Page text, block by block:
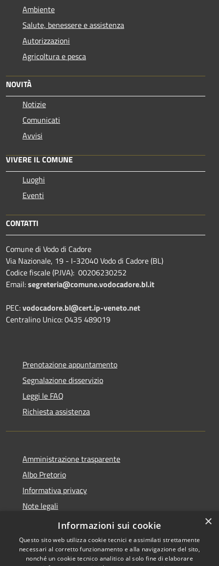
Ambiente
Salute, benessere e assistenza
Autorizzazioni
Agricoltura e pesca
NOVITÀ
Notizie
Comunicati
Avvisi
VIVERE IL COMUNE
Luoghi
Eventi
CONTATTI
Comune di Vodo di Cadore
Via Nazionale, 19 - I-32040 Vodo di Cadore (BL)
Codice fiscale (P.IVA): 00206230252
Email:segreteria@comune.vodocadore.bl.it
PEC:vodocadore.bl@cert.ip-veneto.net
Centralino Unico: 0435 489019
Prenotazione appuntamento
Segnalazione disservizio
Leggi le FAQ
Richiesta assistenza
Amministrazione trasparente
Albo Pretorio
Informativa privacy
Note legali
Dichiarazione di accessibilità
×
Informazioni sui cookie
Questo sito web utilizza cookie tecnici e assimilati strettamente
necessari al corretto funzionamento e alla navigazione del sito,
nonché un cookie tecnico analitico al solo fine di elaborare